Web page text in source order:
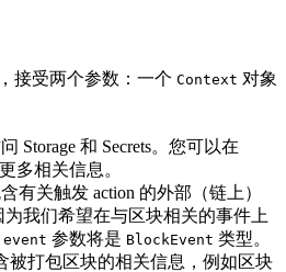
接受两个参数：一个 Context 对象
Storage 和 Secrets。您可以在
多相关信息。
有关触发 action 的外部（链上）
我们希望在与区块相关的事件上
event 参数将是 BlockEvent 类型。
被打包区块的相关信息，例如区块